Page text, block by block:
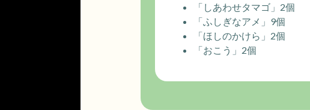
「しあわせタマゴ」2個
「ふしぎなアメ」9個
「ほしのかけら」2個
「おこう」2個